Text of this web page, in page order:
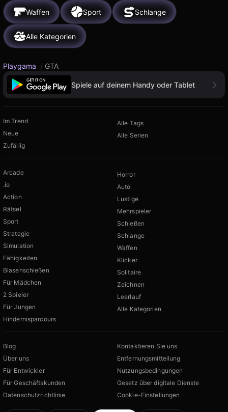
Waffen Sport Schlange
Alle Kategorien
Playgama / GTA
Spiele auf deinem Handy oder Tablet
Im Trend
Neue
Zufällig
Alle Tags
Alle Serien
Arcade
.io
Action
Rätsel
Sport
Strategie
Simulation
Fähigkeiten
Blasenschießen
Für Mädchen
2 Spieler
Für Jungen
Hindernisparcours
Horror
Auto
Lustige
Mehrspieler
Schießen
Schlange
Waffen
Klicker
Solitaire
Zeichnen
Leerlauf
Alle Kategorien
Blog
Über uns
Für Entwickler
Für Geschäftskunden
Datenschutzrichtlinie
Kontaktieren Sie uns
Entfernungsmitteilung
Nutzungsbedingungen
Gesetz über digitale Dienste
Cookie-Einstellungen